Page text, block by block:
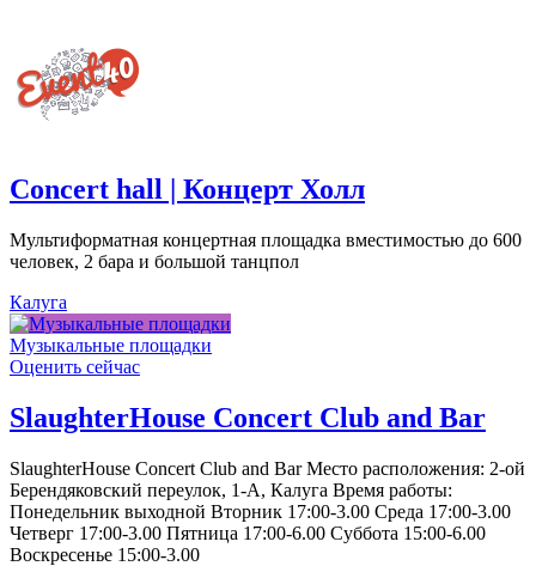
Concert hall | Концерт Холл
Мультиформатная концертная площадка вместимостью до 600
человек, 2 бара и большой танцпол
Калуга
Музыкальные площадки
Оценить сейчас
SlaughterHouse Concert Club and Bar
SlaughterHouse Concert Club and Bar Место расположения: 2-ой
Берендяковский переулок, 1-А, Калуга Время работы:
Понедельник выходной Вторник 17:00-3.00 Среда 17:00-3.00
Четверг 17:00-3.00 Пятница 17:00-6.00 Суббота 15:00-6.00
Воскресенье 15:00-3.00